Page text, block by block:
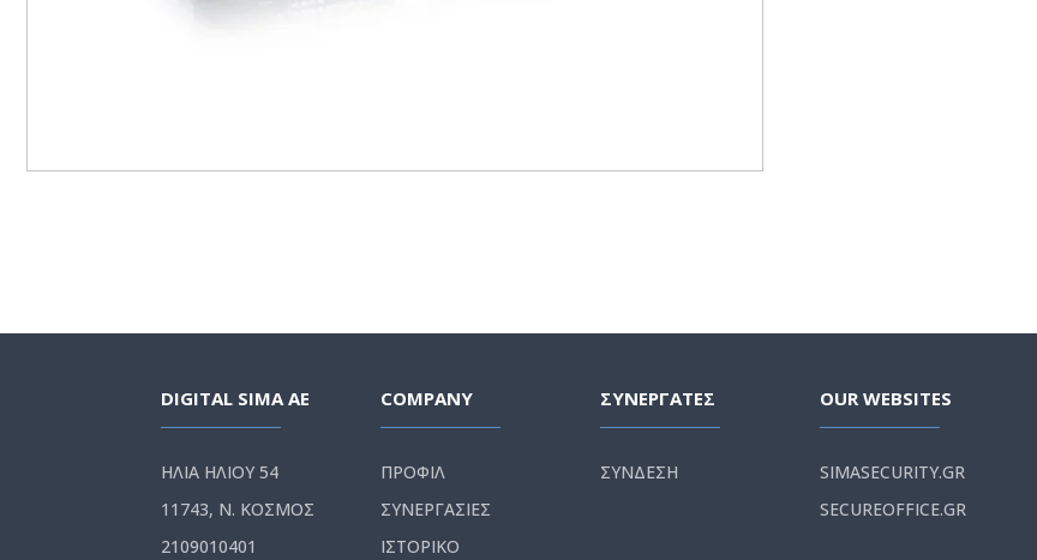
DIGITAL SIMA AE
ΗΛΙΑ ΗΛΙΟΥ 54
11743, Ν. ΚΟΣΜΟΣ
2109010401
COMPANY
ΠΡΟΦΙΛ
ΣΥΝΕΡΓΑΣΙΕΣ
ΙΣΤΟΡΙΚΟ
ΣΥΝΕΡΓΑΤΕΣ
ΣΥΝΔΕΣΗ
OUR WEBSITES
SIMASECURITY.GR
SECUREOFFICE.GR